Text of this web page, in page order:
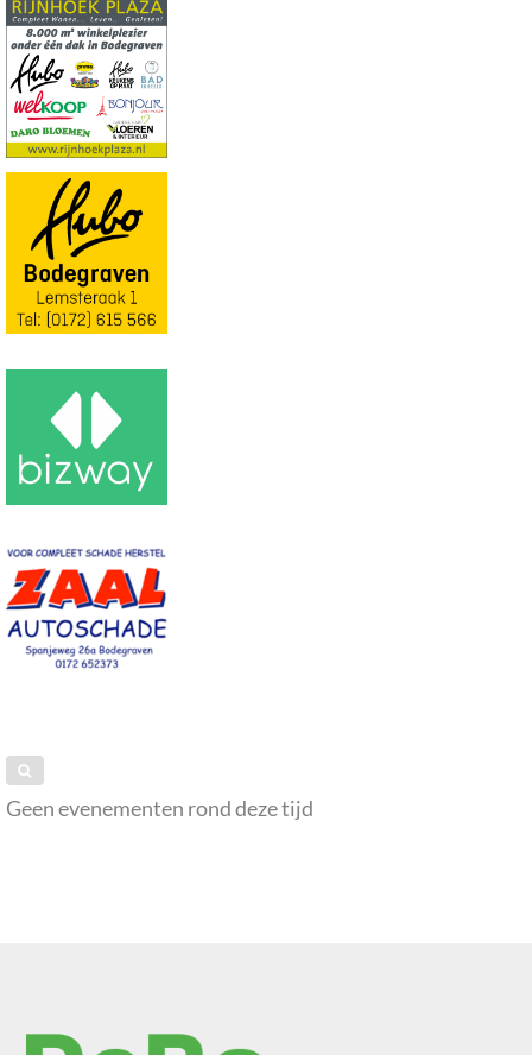
Geen evenementen rond deze tijd